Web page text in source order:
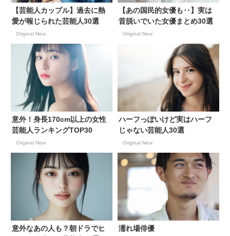
【芸能人カップル】過去に熱
愛が報じられた芸能人30選
Original New
【あの国民的女優も‥】実は
昔脱いでいた女優まとめ30選
Original New
意外！身長170cm以上の女性
芸能人ランキングTOP30
Original New
ハーフっぽいけど実はハーフ
じゃない芸能人30選
Original New
意外なあの人も？朝ドラでヒ
濡れ場俳優